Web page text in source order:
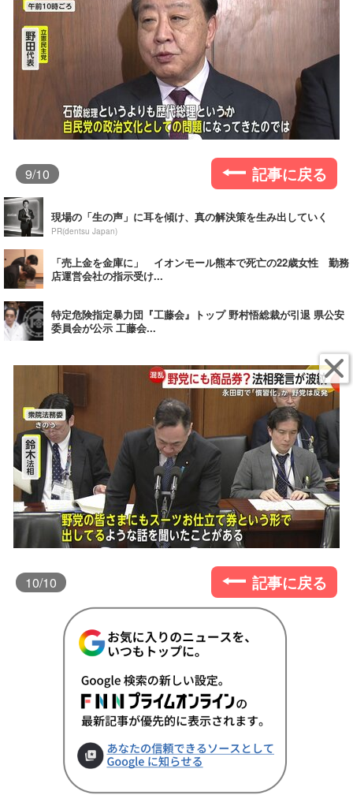
9/10 記事に戻る
現場の「生の声」に耳を傾け、真の解決策を生み出していく
PR(dentsu Japan)
「売上金を金庫に」 イオンモール熊本で死亡の22歳女性 勤務
店運営会社の指示受け...
特定危険指定暴力団『工藤会』トップ 野村悟総裁が引退 県公安
委員会が公示 工藤会...
10/10 記事に戻る